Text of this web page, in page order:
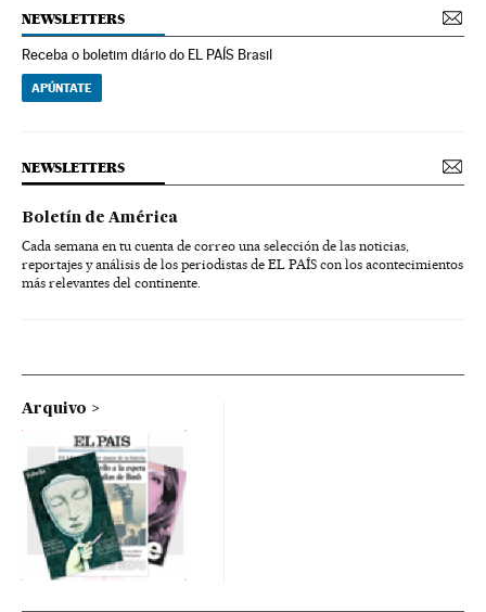
NEWSLETTERS
Receba o boletim diário do EL PAÍS Brasil
APÚNTATE
NEWSLETTERS
Boletín de América
Cada semana en tu cuenta de correo una selección de las noticias,
reportajes y análisis de los periodistas de EL PAÍS con los acontecimientos
más relevantes del continente.
Arquivo